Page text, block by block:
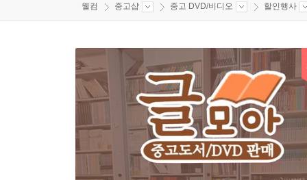
웰컴 중고샵 중고 DVD/비디오 할인행사